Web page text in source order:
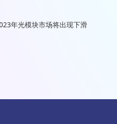
年光模块市场将出现下滑